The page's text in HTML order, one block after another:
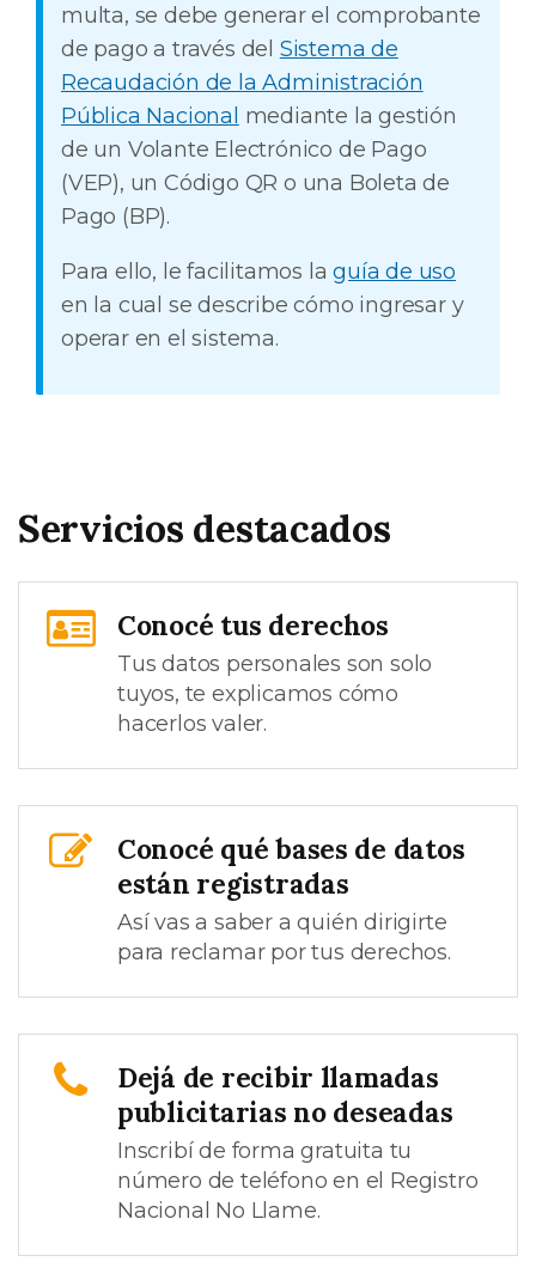
multa, se debe generar el comprobante
de pago a través del Sistema de
Recaudación de la Administración
Pública Nacional mediante la gestión
de un Volante Electrónico de Pago
(VEP), un Código QR o una Boleta de
Pago (BP).
Para ello, le facilitamos laguía de uso
en la cual se describe cómo ingresar y
operar en el sistema.
Servicios destacados
Conocé tus derechos
Tus datos personales son solo
tuyos, te explicamos cómo
hacerlos valer.
Conocé qué bases de datos
están registradas
Así vas a saber a quién dirigirte
para reclamar por tus derechos.
Dejá de recibir llamadas
publicitarias no deseadas
Inscribí de forma gratuita tu
número de teléfono en el Registro
Nacional No Llame.